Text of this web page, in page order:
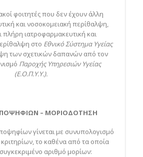
φοιτητές που δεν έχουν άλλη
και νοσοκομειακή περίθαλψη,
πλήρη ιατροφαρμακευτική και
στο Εθνικό Σύστημα Υγείας
των σχετικών δαπανών από τον
Παροχής Υπηρεσιών Υγείας
(Ε.Ο.Π.Υ.Υ.).
– ΜΟΡΙΟΔΟΤΗΣΗ
γίνεται με συνυπολογισμό
το καθένα από τα οποία
αριθμό μορίων: